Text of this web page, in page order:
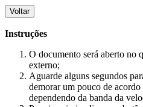
Voltar
Instruções
O documento será aberto no
externo;
Aguarde alguns segundos
demorar um pouco de
dependendo da banda da